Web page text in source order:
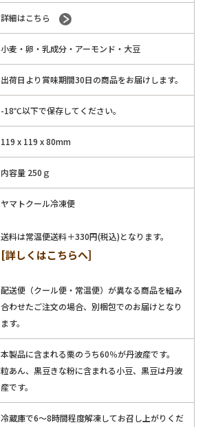
詳細はこちら
小麦・卵・乳成分・アーモンド・大豆
出荷日より賞味期間30日の商品をお届けします。
-18℃以下で保存してください。
119 x 119 x 80mm
内容量 250ｇ
ヤマトクール冷凍便
送料は常温便送料＋330円(税込)となります。
[詳しくはこちらへ]
配送便（クール便・常温便）が異なる商品を組み
合わせたご注文の場合、別梱包でのお届けとなり
ます。
本製品に含まれる栗のうち60％が丹波産です。
粒あん、黒豆きな粉に含まれる小豆、黒豆は丹波
産です。
冷蔵庫で6～8時間程度解凍してお召し上がりくだ